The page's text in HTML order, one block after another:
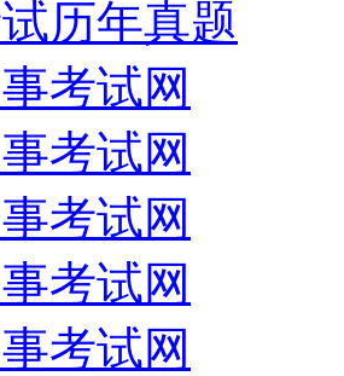
历年真题
考试网
考试网
考试网
考试网
考试网